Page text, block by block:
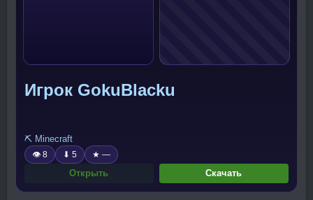
Игрок GokuBlacku
⛏️ Minecraft
👁 8 ⬇ 5 ★ —
Открыть Скачать